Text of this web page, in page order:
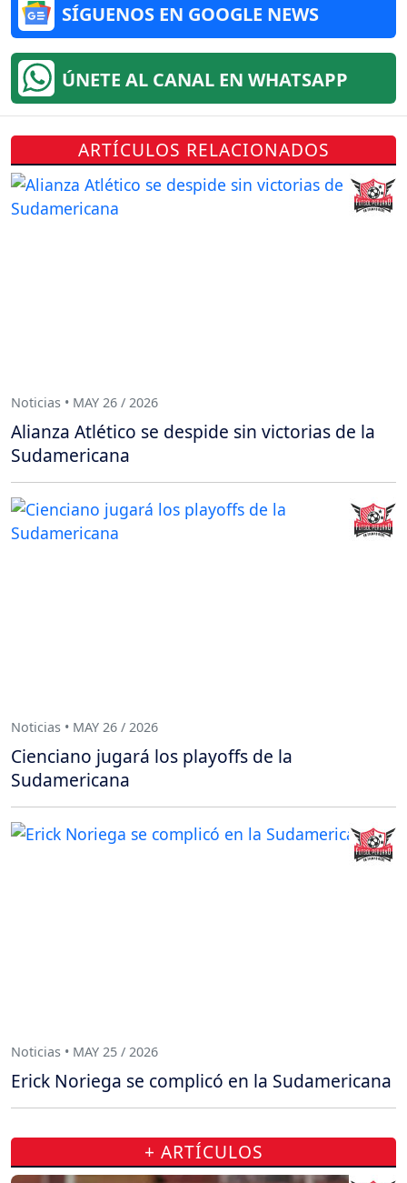
SÍGUENOS EN GOOGLE NEWS
ÚNETE AL CANAL EN WHATSAPP
ARTÍCULOS RELACIONADOS
Noticias • MAY 26 / 2026
Alianza Atlético se despide sin victorias de la
Sudamericana
Noticias • MAY 26 / 2026
Cienciano jugará los playoffs de la
Sudamericana
Noticias • MAY 25 / 2026
Erick Noriega se complicó en la Sudamericana
+ ARTÍCULOS